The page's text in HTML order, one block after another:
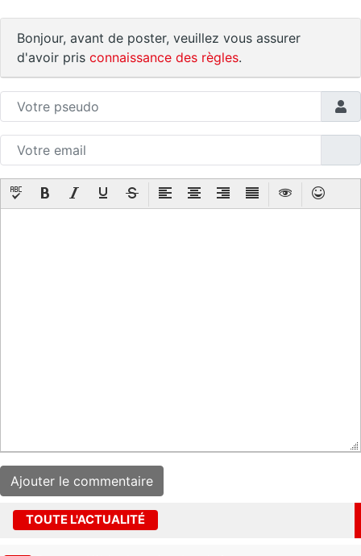
Bonjour, avant de poster, veuillez vous assurer
d'avoir pris connaissance des règles.
TOUTE L'ACTUALITÉ